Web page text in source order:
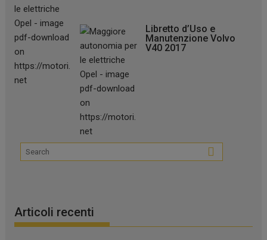
Libretto d’Uso e
Manutenzione Volvo
V40 2017
Articoli recenti